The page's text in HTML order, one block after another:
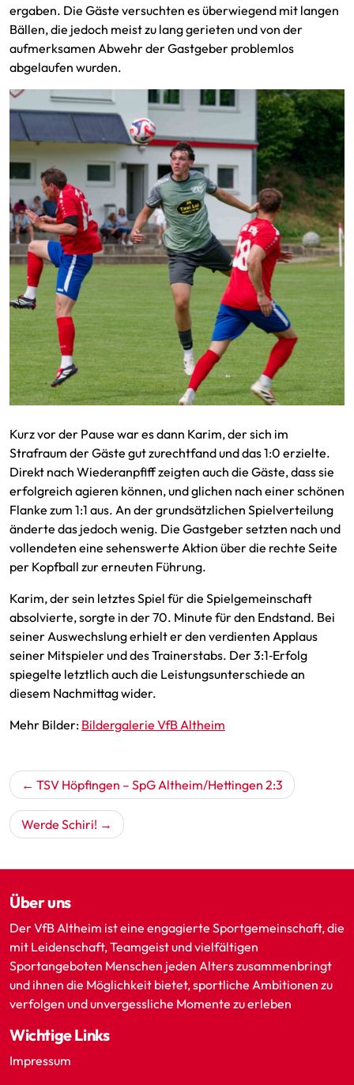
ergaben. Die Gäste versuchten es überwiegend mit langen
Bällen, die jedoch meist zu lang gerieten und von der
aufmerksamen Abwehr der Gastgeber problemlos
abgelaufen wurden.
Kurz vor der Pause war es dann Karim, der sich im
Strafraum der Gäste gut zurechtfand und das 1:0 erzielte.
Direkt nach Wiederanpfiff zeigten auch die Gäste, dass sie
erfolgreich agieren können, und glichen nach einer schönen
Flanke zum 1:1 aus. An der grundsätzlichen Spielverteilung
änderte das jedoch wenig. Die Gastgeber setzten nach und
vollendeten eine sehenswerte Aktion über die rechte Seite
per Kopfball zur erneuten Führung.
Karim, der sein letztes Spiel für die Spielgemeinschaft
absolvierte, sorgte in der 70. Minute für den Endstand. Bei
seiner Auswechslung erhielt er den verdienten Applaus
seiner Mitspieler und des Trainerstabs. Der 3:1‑Erfolg
spiegelte letztlich auch die Leistungsunterschiede an
diesem Nachmittag wider.
Mehr Bilder: Bildergalerie VfB Altheim
Beitragsnavigation
TSV Höpfingen – SpG Altheim/Hettingen 2:3
Werde Schiri!
Über uns
Der VfB Altheim ist eine engagierte Sportgemeinschaft, die
mit Leidenschaft, Teamgeist und vielfältigen
Sportangeboten Menschen jeden Alters zusammenbringt
und ihnen die Möglichkeit bietet, sportliche Ambitionen zu
verfolgen und unvergessliche Momente zu erleben
Wichtige Links
Impressum